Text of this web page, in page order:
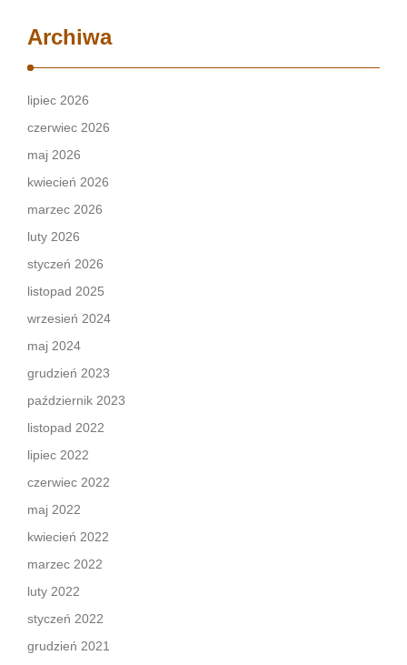
Archiwa
lipiec 2026
czerwiec 2026
maj 2026
kwiecień 2026
marzec 2026
luty 2026
styczeń 2026
listopad 2025
wrzesień 2024
maj 2024
grudzień 2023
październik 2023
listopad 2022
lipiec 2022
czerwiec 2022
maj 2022
kwiecień 2022
marzec 2022
luty 2022
styczeń 2022
grudzień 2021